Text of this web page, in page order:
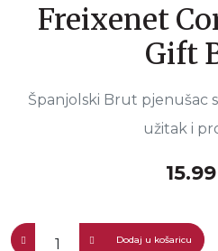
Freixenet
Gift
Španjolski Brut pjenušac
užitak i
Dodaj u košaricu